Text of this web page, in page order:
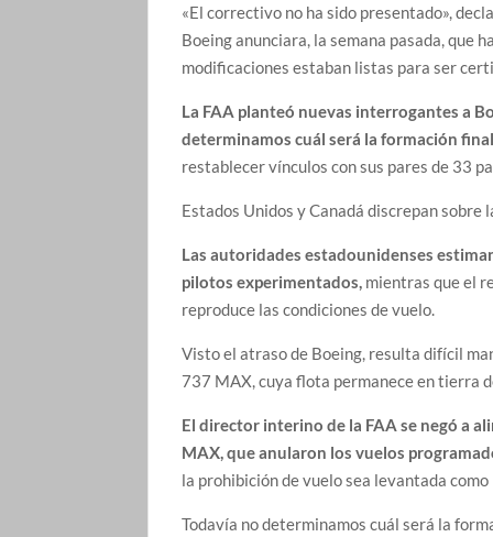
«El correctivo no ha sido presentado»,
Boeing anunciara, la semana pasada, que
modificaciones estaban listas para ser
La FAA planteó nuevas interrogantes a
determinamos cuál será la formación
restablecer vínculos con sus pares de 33
Estados Unidos y Canadá discrepan
Las autoridades estadounidenses
pilotos experimentados, mientras que el
reproduce las condiciones de vuelo.
Visto el atraso de Boeing, resulta difícil
737 MAX, cuya flota permanece en tierra
El director interino de la FAA se negó a
MAX, que anularon los vuelos
la prohibición de vuelo sea levantada
Todavía no determinamos cuál será la